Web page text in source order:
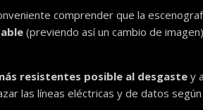
comprender que la
(previendo así un cambio de
resistentes posible al desgaste y
las líneas eléctricas y de datos